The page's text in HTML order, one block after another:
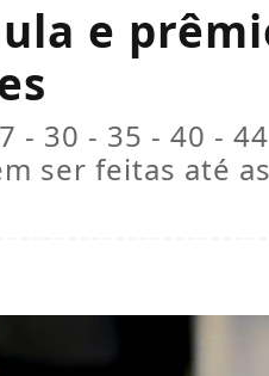
e
- 30 - 35 - 40 -
ser feitas até